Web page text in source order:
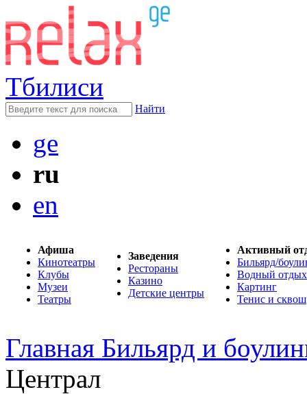
Тбилиси
Найти
ge
ru
en
Афиша
Кинотеатры
Клубы
Музеи
Театры
Заведения
Рестораны
Казино
Детские центры
Активный
Бильярд/
Водный отдых
Картинг
Тенис и сквош
Главная Бильярд и
Централ